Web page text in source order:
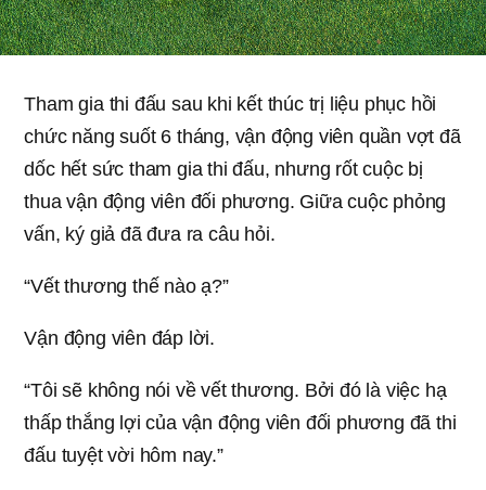
Tham gia thi đấu sau khi kết thúc trị liệu phục hồi
chức năng suốt 6 tháng, vận động viên quần vợt đã
dốc hết sức tham gia thi đấu, nhưng rốt cuộc bị
thua vận động viên đối phương. Giữa cuộc phỏng
vấn, ký giả đã đưa ra câu hỏi.
“Vết thương thế nào ạ?”
Vận động viên đáp lời.
“Tôi sẽ không nói về vết thương. Bởi đó là việc hạ
thấp thắng lợi của vận động viên đối phương đã thi
đấu tuyệt vời hôm nay.”